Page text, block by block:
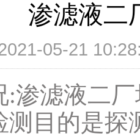
渗滤液二
05-21
:渗滤液二
测目的是探